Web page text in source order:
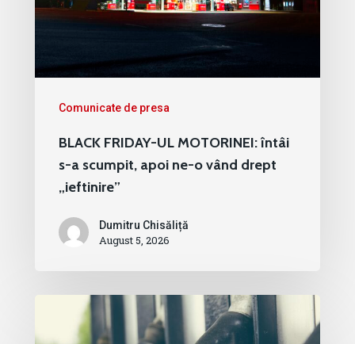
Comunicate de presa
BLACK FRIDAY-UL MOTORINEI: întâi
s-a scumpit, apoi ne-o vând drept
„ieftinire”
Dumitru Chisăliță
August 5, 2026